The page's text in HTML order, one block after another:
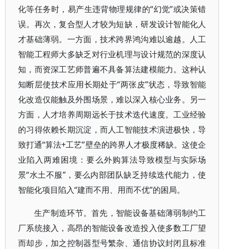
化等任务时，易产生违背物理规律的“幻觉”或决策错
误。再次，复合型人才较为短缺，研发设计智能化人
才基础薄弱。一方面，技术跨界鸿沟难以逾越。人工
智能工程师大多缺乏对行业机理与设计规范的深度认
知，而资深工艺师普遍不具备算法建模能力。这种认
知断层使技术应用长期处于“两张皮”状态，导致智能
化改造仅能触及外围场景，难以深入核心业务。另一
方面，人才培养周期远长于技术迭代速度。工业经验
的习得依赖长期沉淀，而人工智能技术演进极快，导
致打通“算法+工艺”壁垒的跨界人才极度稀缺。这使企
业陷入两难困境：要么外购算法导致模型与实际场
景“水土不服”，要么内部团队缺乏持续迭代能力，使
智能化项目陷入“建而不用、用而不优”的困局。
生产制造环节。首先，智能设备基础薄弱制约工
厂系统接入，高昂的智能设备改造投入使多数工厂望
而却步，加之控制器型号繁杂、通信协议封闭且标准